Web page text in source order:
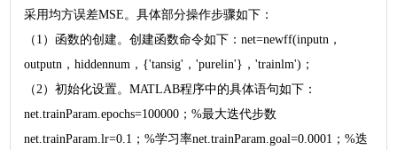
采用均方误差MSE。具体部分操作步骤如下：
（1）函数的创建。创建函数命令如下：net=newff(inputn，
outputn，hiddennum，{'tansig'，'purelin'}，'trainlm')；
（2）初始化设置。MATLAB程序中的具体语句如下：
net.trainParam.epochs=100000；%最大迭代步数
net.trainParam.lr=0.1；%学习率net.trainParam.goal=0.0001；%迭